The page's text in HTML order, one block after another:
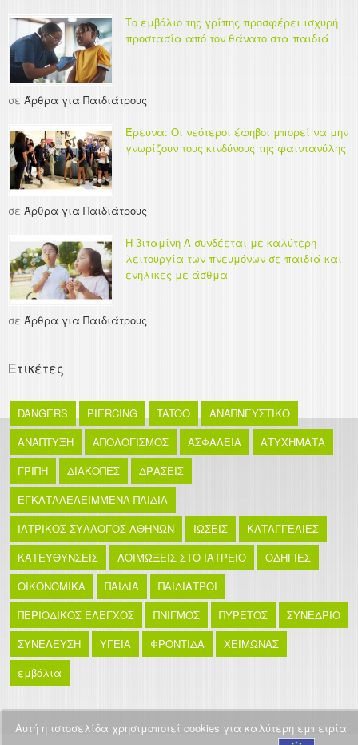
Το εμβόλιο της γρίπης προσφέρει ισχυρή
προστασία από τον θάνατο στα παιδιά
σε Άρθρα για Παιδιάτρους
Έρευνα: Οι νεότεροι έφηβοι μπορεί να μην
γνωρίζουν τους κινδύνους της φαιντανύλης
σε Άρθρα για Παιδιάτρους
Η βιταμίνη Α συνδέεται με καλύτερη
λειτουργία των πνευμόνων σε παιδιά και
ενήλικες με άσθμα
σε Άρθρα για Παιδιάτρους
Ετικέτες
DANGERS PIERCING TATOO
ΑΝΑΠΝΕΥΣΤΙΚΟ
ΑΝΑΠΤΥΞΗ
ΑΠΟΛΟΓΙΣΜΟΣ ΑΣΦΑΛΕΙΑ
ΑΤΥΧΗΜΑΤΑ
ΓΡΙΠΗ
ΔΙΑΚΟΠΕΣ
ΔΡΑΣΕΙΣ
ΕΓΚΑΤΑΛΕΛΕΙΜΜΕΝΑ ΠΑΙΔΙΑ
ΙΑΤΡΙΚΟΣ ΣΥΛΛΟΓΟΣ ΑΘΗΝΩΝ
ΙΩΣΕΙΣ
ΚΑΤΑΓΓΕΛΙΕΣ
ΚΑΤΕΥΘΥΝΣΕΙΣ
ΛΟΙΜΩΞΕΙΣ ΣΤΟ ΙΑΤΡΕΙΟ
ΟΔΗΓΙΕΣ
ΟΙΚΟΝΟΜΙΚΑ
ΠΑΙΔΙΑ
ΠΑΙΔΙΑΤΡΟΙ
ΠΕΡΙΟΔΙΚΟΣ ΕΛΕΓΧΟΣ
ΠΝΙΓΜΟΣ ΠΥΡΕΤΟΣ
ΣΥΝΕΔΡΙΟ
ΣΥΝΕΛΕΥΣΗ
ΥΓΕΙΑ ΦΡΟΝΤΙΔΑ
ΧΕΙΜΩΝΑΣ
εμβόλια
Αυτή η ιστοσελίδα χρησιμοποιεί cookies για καλύτερη εμπειρία